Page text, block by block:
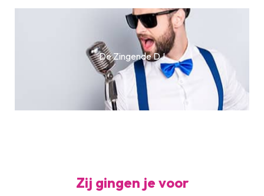
De Zingende DJ
Zij gingen je voor